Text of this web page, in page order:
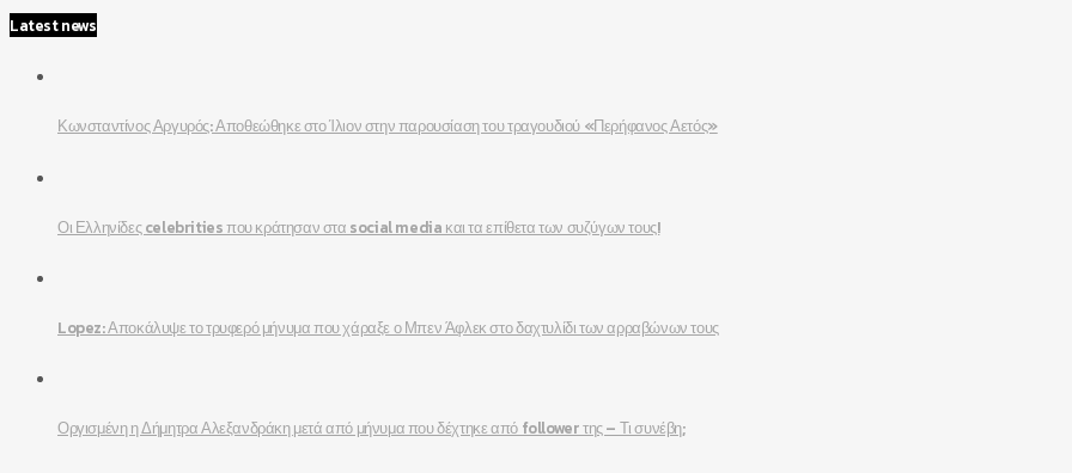
Latest news
Κωνσταντίνος Αργυρός: Αποθεώθηκε στο Ίλιον στην παρουσίαση του τραγουδιού «Περήφανος Αετός»
Οι Ελληνίδες celebrities που κράτησαν στα social media και τα επίθετα των συζύγων τους!
Lopez: Αποκάλυψε το τρυφερό μήνυμα που χάραξε ο Μπεν Άφλεκ στο δαχτυλίδι των αρραβώνων τους
Οργισμένη η Δήμητρα Αλεξανδράκη μετά από μήνυμα που δέχτηκε από follower της – Τι συνέβη;